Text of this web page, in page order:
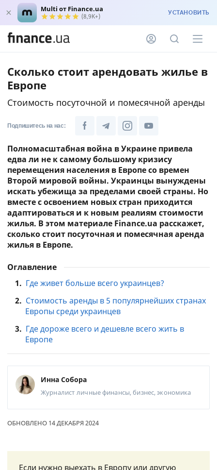
Multi от Finance.ua
(8,9K+) УСТАНОВИТЬ
Сколько стоит арендовать жилье в
Европе
Стоимость посуточной и помесячной аренды
Подпишитесь на нас:
Полномасштабная война в Украине привела
едва ли не к самому большому кризису
перемещения населения в Европе со времен
Второй мировой войны. Украинцы вынуждены
искать убежища за пределами своей страны. Но
вместе с освоением новых стран приходится
адаптироваться и к новым реалиям стоимости
жилья. В этом материале Finance.ua расскажет,
сколько стоит посуточная и помесячная аренда
жилья в Европе.
Оглавление
1. Где живет больше всего украинцев?
2. Стоимость аренды в 5 популярнейших странах
Европы среди украинцев
3. Где дороже всего и дешевле всего жить в
Европе
Инна Собора
Журналист личные финансы, бизнес, экономика
ОБНОВЛЕНО 14 ДЕКАБРЯ 2024
Если нужно выехать в Европу или другую